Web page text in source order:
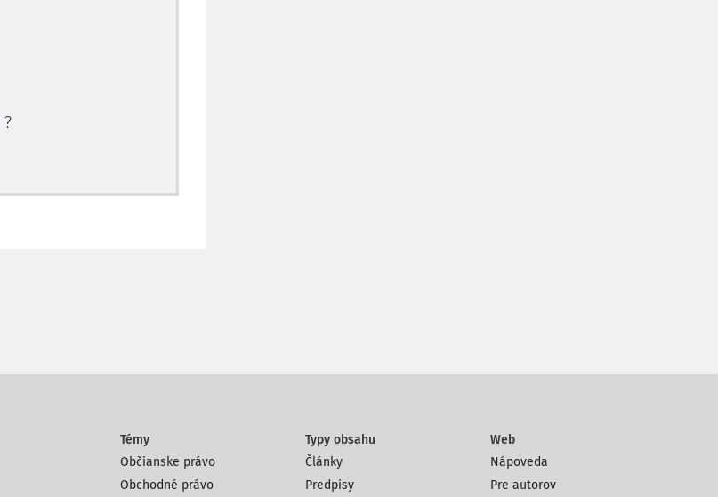
?
Témy
Občianske právo
Obchodné právo
Typy obsahu
Články
Predpisy
Web
Nápoveda
Pre autorov